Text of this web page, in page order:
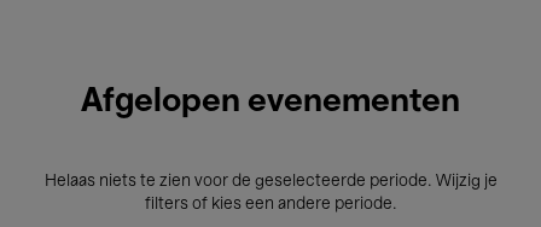
Afgelopen evenementen
Helaas niets te zien voor de geselecteerde periode. Wijzig je
filters of kies een andere periode.